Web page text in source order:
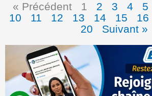
« Précédent 1 2 3 4 5
10
11 12 13 14 15 16
20
Suivant »